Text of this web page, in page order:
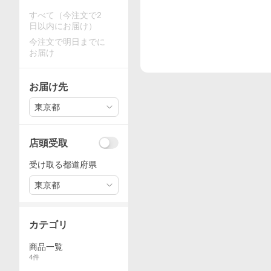
すべて（今注文で2
日以内にお届け）
今注文で明日までに
お届け
お届け先
東京都
店頭受取
受け取る都道府県
東京都
カテゴリ
商品一覧
4件